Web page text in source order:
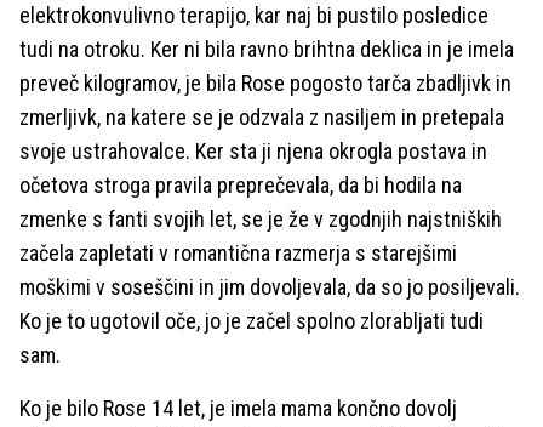
elektrokonvulivno terapijo, kar naj bi pustilo posledice
tudi na otroku. Ker ni bila ravno brihtna deklica in je imela
preveč kilogramov, je bila Rose pogosto tarča zbadljivk in
zmerljivk, na katere se je odzvala z nasiljem in pretepala
svoje ustrahovalce. Ker sta ji njena okrogla postava in
očetova stroga pravila preprečevala, da bi hodila na
zmenke s fanti svojih let, se je že v zgodnjih najstniških
začela zapletati v romantična razmerja s starejšimi
moškimi v soseščini in jim dovoljevala, da so jo posiljevali.
Ko je to ugotovil oče, jo je začel spolno zlorabljati tudi
sam.
Ko je bilo Rose 14 let, je imela mama končno dovolj